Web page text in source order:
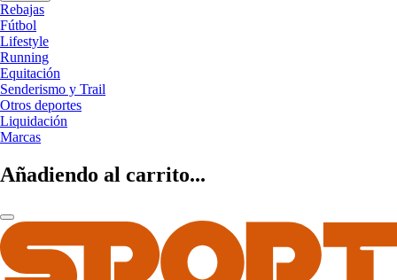
Rebajas
Fútbol
Lifestyle
Running
Equitación
Senderismo y Trail
Otros deportes
Liquidación
Marcas
Añadiendo al carrito...